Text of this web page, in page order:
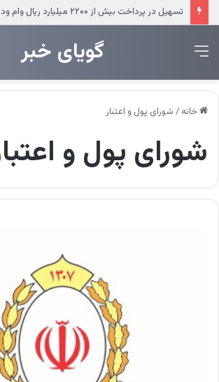
استقرار نخستین ایستگاه آتش‌نشانی در ریمدان
‌‌‌گویای خبر منو
خانه / شورای پول و اعتبار
شورای پول و